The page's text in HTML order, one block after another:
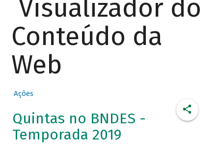
Visualizador do
Conteúdo da
Web
Ações
Quintas no BNDES -
Temporada 2019